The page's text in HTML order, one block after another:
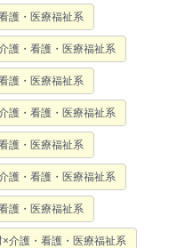
護・医療福祉系
護・看護・医療福祉系
護・医療福祉系
護・看護・医療福祉系
護・医療福祉系
護・看護・医療福祉系
護・医療福祉系
介護・看護・医療福祉系